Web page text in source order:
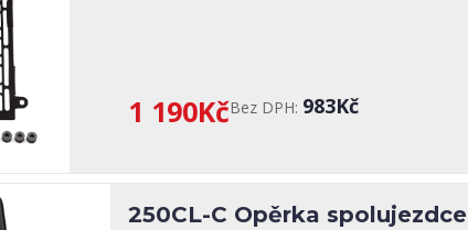
1 190KčBez DPH: 983Kč
250CL-C Opěrka spolujezdce